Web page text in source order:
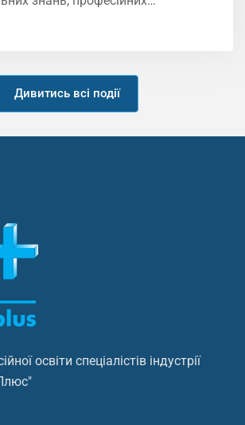
Дивитись всі події
освіти спеціалістів індустрії